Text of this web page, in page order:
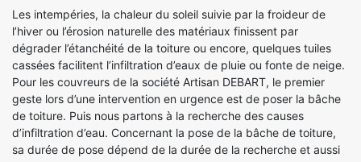
Les intempéries, la chaleur du soleil suivie par la froideur de
l’hiver ou l’érosion naturelle des matériaux finissent par
dégrader l’étanchéité de la toiture ou encore, quelques tuiles
cassées facilitent l’infiltration d’eaux de pluie ou fonte de neige.
Pour les couvreurs de la société Artisan DEBART, le premier
geste lors d’une intervention en urgence est de poser la bâche
de toiture. Puis nous partons à la recherche des causes
d’infiltration d’eau. Concernant la pose de la bâche de toiture,
sa durée de pose dépend de la durée de la recherche et aussi